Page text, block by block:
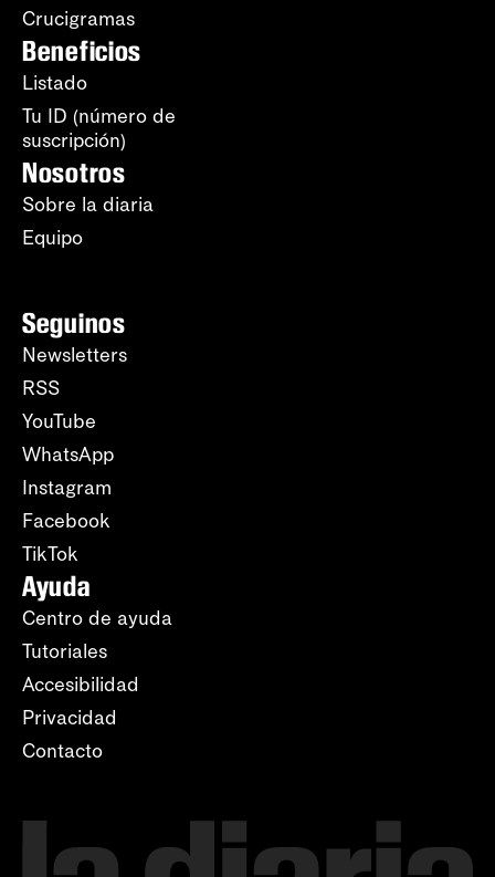
Crucigramas
Beneficios
Listado
Tu ID (número de
suscripción)
Nosotros
Sobre la diaria
Equipo
Seguinos
Newsletters
RSS
YouTube
WhatsApp
Instagram
Facebook
TikTok
Ayuda
Centro de ayuda
Tutoriales
Accesibilidad
Privacidad
Contacto